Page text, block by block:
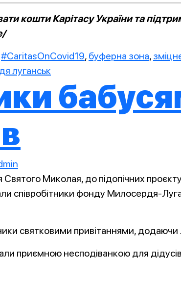
кошти Карітасу України та
#CaritasOnCovid19, буферна зона,
луганськ
Миколая, до підопічних
співробітники фонду Милосердя-
святковими привітаннями, додаючи
приємною несподіванкою для дідусів